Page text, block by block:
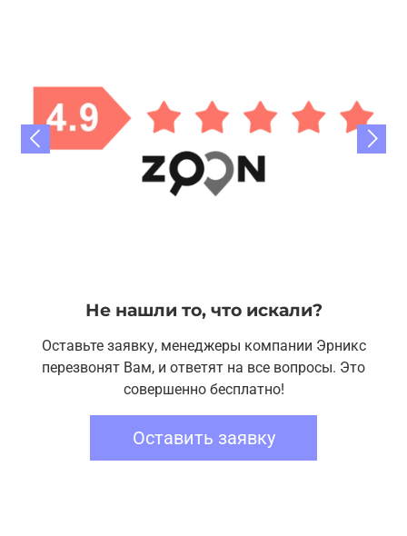
Не нашли то, что искали?
Оставьте заявку, менеджеры компании Эрникс
перезвонят Вам, и ответят на все вопросы. Это
совершенно бесплатно!
Оставить заявку